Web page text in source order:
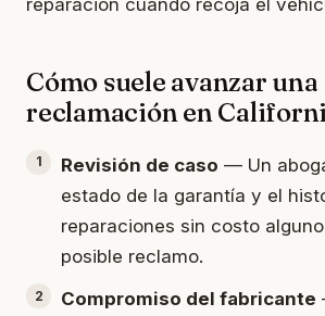
Cómo suele avanzar una
reclamación en
Revisión de caso — Un
estado de la garantía y el
reparaciones sin costo
posible reclamo.
Compromiso del fabricante